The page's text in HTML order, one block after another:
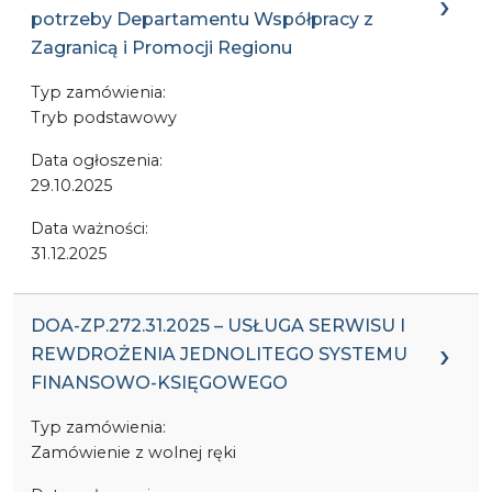
potrzeby Departamentu Współpracy z
Zagranicą i Promocji Regionu
Typ zamówienia:
Tryb podstawowy
Data ogłoszenia:
29.10.2025
Data ważności:
31.12.2025
DOA-ZP.272.31.2025 – USŁUGA SERWISU I
REWDROŻENIA JEDNOLITEGO SYSTEMU
FINANSOWO-KSIĘGOWEGO
Typ zamówienia:
Zamówienie z wolnej ręki